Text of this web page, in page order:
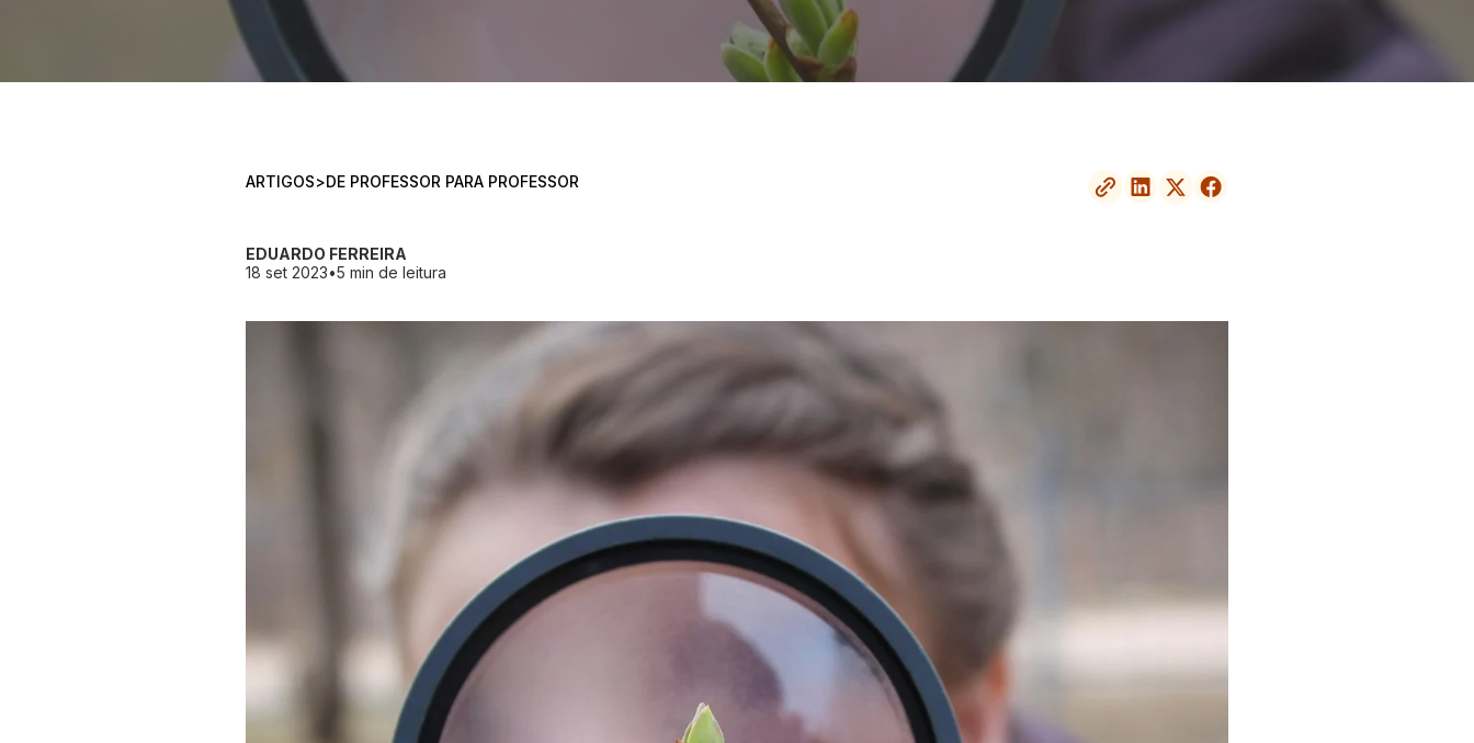
ARTIGOS>DE PROFESSOR PARA PROFESSOR
EDUARDO FERREIRA
18 set 2023•5 min de leitura